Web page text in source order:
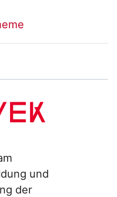
und
der